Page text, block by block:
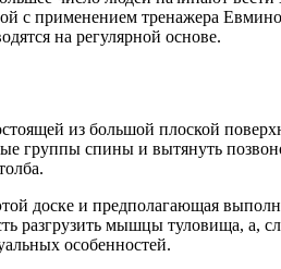
применением тренажера
на регулярной основе.
из большой плоской
группы спины и вытянуть
доске и предполагающая
мышцы туловища, а,
особенностей.